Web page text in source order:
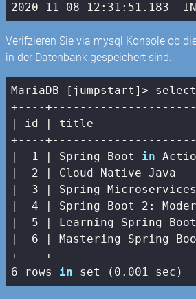
2020-11-08 12 : 31 : 51.183
Verifzieren Sie via mysql Konsole ob
in der Datenbank gespeichert sind:
MariaDB [jumpstart]>
| id |
+----
|
1 | Spring Boot in
|  2 |
Cloud
|
3 | Spring
|  4 |
Spring Boot 2 :
|
5
| Learning
|  6 |
Mastering Spring
+----
6 rows in set (0.001 sec)